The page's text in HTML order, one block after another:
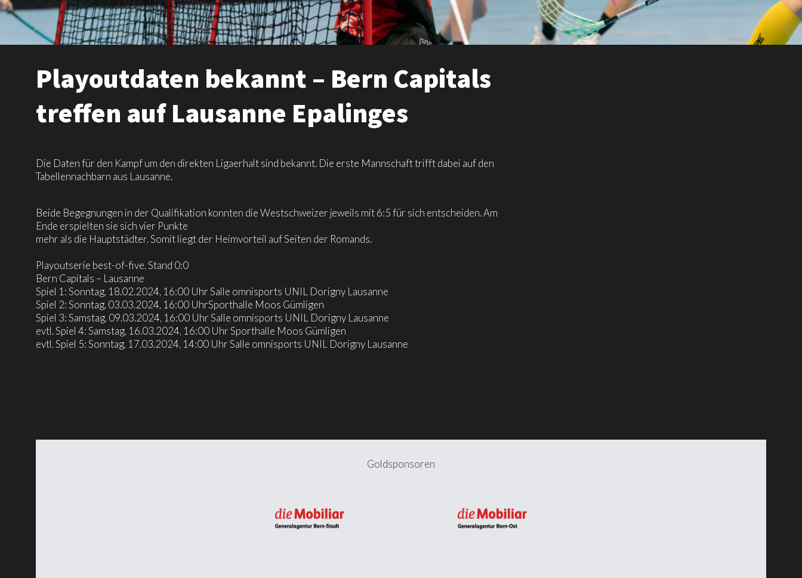
Playoutdaten bekannt – Bern Capitals
treffen auf Lausanne Epalinges
Die Daten für den Kampf um den direkten Ligaerhalt sind bekannt. Die erste Mannschaft trifft dabei auf den
Tabellennachbarn aus Lausanne.
Beide Begegnungen in der Qualifikation konnten die Westschweizer jeweils mit 6:5 für sich entscheiden. Am
Ende erspielten sie sich vier Punkte
mehr als die Hauptstädter. Somit liegt der Heimvorteil auf Seiten der Romands.
Playoutserie best-of-five, Stand 0:0
Bern Capitals – Lausanne
Spiel 1:Sonntag, 18.02.2024, 16:00 UhrSalle omnisports UNIL Dorigny Lausanne
Spiel 2:Sonntag, 03.03.2024, 16:00 UhrSporthalle Moos Gümligen
Spiel 3:Samstag, 09.03.2024, 16:00 UhrSalle omnisports UNIL Dorigny Lausanne
evtl. Spiel 4:Samstag, 16.03.2024, 16:00 UhrSporthalle Moos Gümligen
evtl. Spiel 5:Sonntag, 17.03.2024, 14:00 UhrSalle omnisports UNIL Dorigny Lausanne
Goldsponsoren